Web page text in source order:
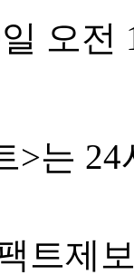
오전
>는
트제